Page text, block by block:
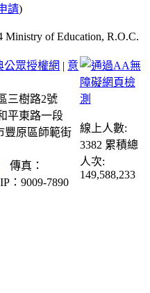
請)
of Education, R.O.C.
公眾授權網 | 意
三樹路2號
平東路一段
豐原區師範街
傳真：
：9009-7890
線上人數:
3382 累積總
人次:
149,588,233